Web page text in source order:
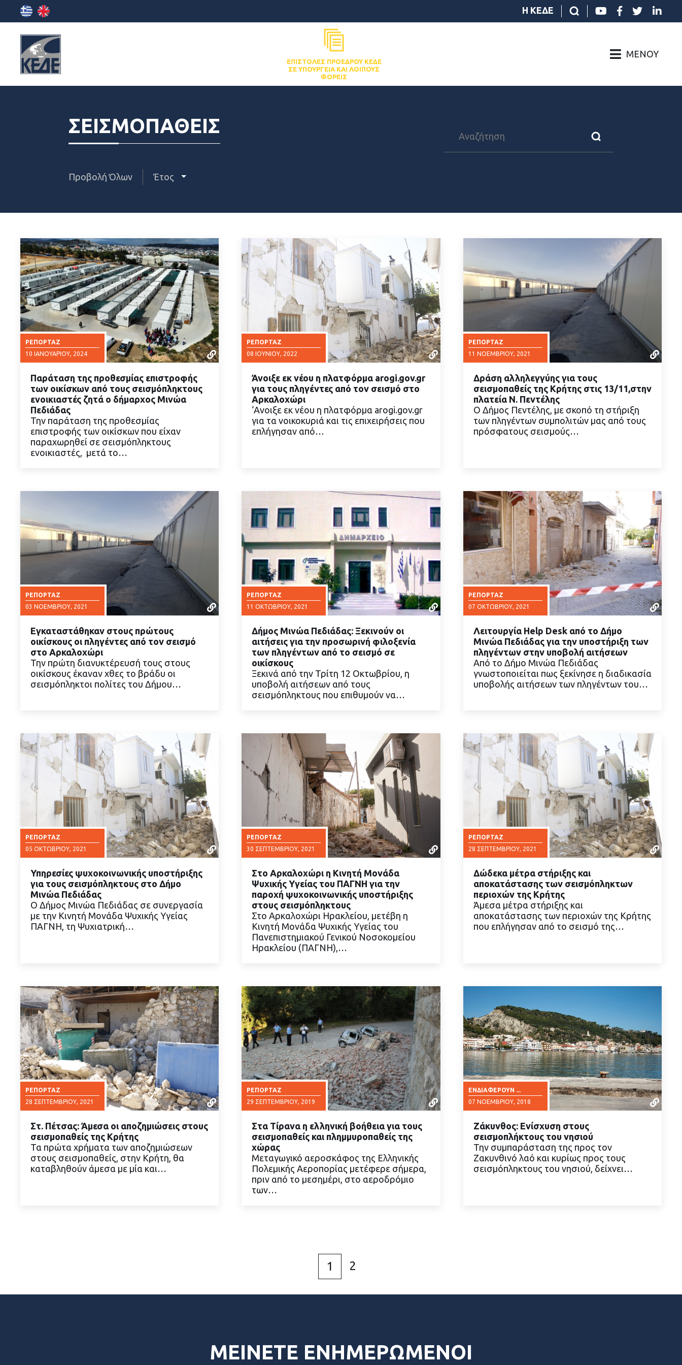
Η ΚΕΔΕ
ΕΠΙΣΤΟΛΈΣ ΠΡΟΈΔΡΟΥ ΚΕΔΕ
ΣΕ ΥΠΟΥΡΓΕΊΑ ΚΑΙ ΛΟΙΠΟΎΣ
ΦΟΡΕΊΣ
ΜΕΝΟΎ
ΣΕΙΣΜΟΠΑΘΕΙΣ
Προβολή Όλων Έτος
ΡΕΠΟΡΤΆΖ
10 ΙΑΝΟΥΑΡΊΟΥ, 2024
ΔΙΑΒΑΣΤΕ ΠΕΡΙΣΣΟΤΕΡΑ
Παράταση της προθεσμίας επιστροφής
των οικίσκων από τους σεισμόπληκτους
ενοικιαστές ζητά ο δήμαρχος Μινώα
Πεδιάδας
Την παράταση της προθεσμίας
επιστροφής των οικίσκων που είχαν
παραχωρηθεί σε σεισμόπληκτους
ενοικιαστές, μετά το…
ΡΕΠΟΡΤΆΖ
08 ΙΟΥΝΊΟΥ, 2022
ΔΙΑΒΑΣΤΕ ΠΕΡΙΣΣΟΤΕΡΑ
Άνοιξε εκ νέου η πλατφόρμα arogi.gov.gr
για τους πληγέντες από τον σεισμό στο
Αρκαλοχώρι
‘Ανοιξε εκ νέου η πλατφόρμα arogi.gov.gr
για τα νοικοκυριά και τις επιχειρήσεις που
επλήγησαν από…
ΡΕΠΟΡΤΆΖ
11 ΝΟΕΜΒΡΊΟΥ, 2021
ΔΙΑΒΑΣΤΕ ΠΕΡΙΣΣΟΤΕΡΑ
Δράση αλληλεγγύης για τους
σεισμοπαθείς της Κρήτης στις 13/11,στην
πλατεία Ν. Πεντέλης
Ο Δήμος Πεντέλης, με σκοπό τη στήριξη
των πληγέντων συμπολιτών μας από τους
πρόσφατους σεισμούς…
ΡΕΠΟΡΤΆΖ
03 ΝΟΕΜΒΡΊΟΥ, 2021
ΔΙΑΒΑΣΤΕ ΠΕΡΙΣΣΟΤΕΡΑ
Εγκαταστάθηκαν στους πρώτους
οικίσκους οι πληγέντες από τον σεισμό
στο Αρκαλοχώρι
Την πρώτη διανυκτέρευσή τους στους
οικίσκους έκαναν χθες το βράδυ οι
σεισμόπληκτοι πολίτες του Δήμου…
ΡΕΠΟΡΤΆΖ
11 ΟΚΤΩΒΡΊΟΥ, 2021
ΔΙΑΒΑΣΤΕ ΠΕΡΙΣΣΟΤΕΡΑ
Δήμος Μινώα Πεδιάδας: Ξεκινούν οι
αιτήσεις για την προσωρινή φιλοξενία
των πληγέντων από το σεισμό σε
οικίσκους
Ξεκινά από την Τρίτη 12 Οκτωβρίου, η
υποβολή αιτήσεων από τους
σεισμόπληκτους που επιθυμούν να…
ΡΕΠΟΡΤΆΖ
07 ΟΚΤΩΒΡΊΟΥ, 2021
ΔΙΑΒΑΣΤΕ ΠΕΡΙΣΣΟΤΕΡΑ
Λειτουργία Help Desk από το Δήμο
Μινώα Πεδιάδας για την υποστήριξη των
πληγέντων στην υποβολή αιτήσεων
Από το Δήμο Μινώα Πεδιάδας
γνωστοποιείται πως ξεκίνησε η διαδικασία
υποβολής αιτήσεων των πληγέντων του…
ΡΕΠΟΡΤΆΖ
05 ΟΚΤΩΒΡΊΟΥ, 2021
ΔΙΑΒΑΣΤΕ ΠΕΡΙΣΣΟΤΕΡΑ
Υπηρεσίες ψυχοκοινωνικής υποστήριξης
για τους σεισμόπληκτους στο Δήμο
Μινώα Πεδιάδας
Ο Δήμος Μινώα Πεδιάδας σε συνεργασία
με την Κινητή Μονάδα Ψυχικής Υγείας
ΠΑΓΝΗ, τη Ψυχιατρική…
ΡΕΠΟΡΤΆΖ
30 ΣΕΠΤΕΜΒΡΊΟΥ, 2021
ΔΙΑΒΑΣΤΕ ΠΕΡΙΣΣΟΤΕΡΑ
Στο Αρκαλοχώρι η Κινητή Μονάδα
Ψυχικής Υγείας του ΠΑΓΝΗ για την
παροχή ψυχοκοινωνικής υποστήριξης
στους σεισμόπληκτους
Στο Αρκαλοχώρι Ηρακλείου, μετέβη η
Κινητή Μονάδα Ψυχικής Υγείας του
Πανεπιστημιακού Γενικού Νοσοκομείου
Ηρακλείου (ΠΑΓΝΗ),…
ΡΕΠΟΡΤΆΖ
28 ΣΕΠΤΕΜΒΡΊΟΥ, 2021
ΔΙΑΒΑΣΤΕ ΠΕΡΙΣΣΟΤΕΡΑ
Δώδεκα μέτρα στήριξης και
αποκατάστασης των σεισμόπληκτων
περιοχών της Κρήτης
Άμεσα μέτρα στήριξης και
αποκατάστασης των περιοχών της Κρήτης
που επλήγησαν από το σεισμό της…
ΡΕΠΟΡΤΆΖ
28 ΣΕΠΤΕΜΒΡΊΟΥ, 2021
ΔΙΑΒΑΣΤΕ ΠΕΡΙΣΣΟΤΕΡΑ
Στ. Πέτσας: Άμεσα οι αποζημιώσεις στους
σεισμοπαθείς της Κρήτης
Τα πρώτα χρήματα των αποζημιώσεων
στους σεισμοπαθείς, στην Κρήτη, θα
καταβληθούν άμεσα με μία και…
ΡΕΠΟΡΤΆΖ
29 ΣΕΠΤΕΜΒΡΊΟΥ, 2019
ΔΙΑΒΑΣΤΕ ΠΕΡΙΣΣΟΤΕΡΑ
Στα Τίρανα η ελληνική βοήθεια για τους
σεισμοπαθείς και πλημμυροπαθείς της
χώρας
Μεταγωγικό αεροσκάφος της Ελληνικής
Πολεμικής Αεροπορίας μετέφερε σήμερα,
πριν από το μεσημέρι, στο αεροδρόμιο
των…
ΕΝΔΙΑΦΈΡΟΥΝ ...
07 ΝΟΕΜΒΡΊΟΥ, 2018
ΔΙΑΒΑΣΤΕ ΠΕΡΙΣΣΟΤΕΡΑ
Ζάκυνθος: Ενίσχυση στους
σεισμοπλήκτους του νησιού
Την συμπαράσταση της προς τον
Ζακυνθινό λαό και κυρίως προς τους
σεισμόπληκτους του νησιού, δείχνει…
1 2
ΜΕΙΝΕΤΕ ΕΝΗΜΕΡΩΜΕΝΟΙ